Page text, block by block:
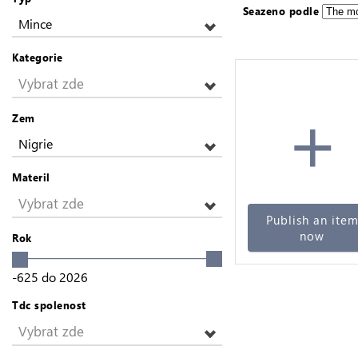
Mince
Kategorie
Vybrat zde
Zem
Nigrie
Materil
Vybrat zde
Rok
-625 do 2026
Tdc spolenost
Vybrat zde
Seazeno podle
+
Publish an item
now